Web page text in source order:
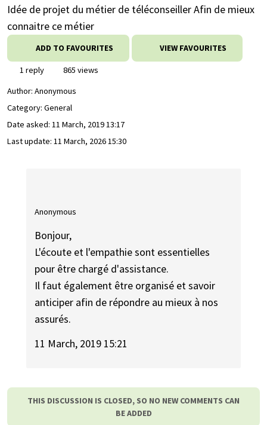
Idée de projet du métier de téléconseiller Afin de mieux
connaitre ce métier
ADD TO FAVOURITES VIEW FAVOURITES
1 reply
865 views
Author: Anonymous
Category: General
Date asked: 11 March, 2019 13:17
Last update: 11 March, 2026 15:30
Anonymous
Bonjour,
L'écoute et l'empathie sont essentielles
pour être chargé d'assistance.
Il faut également être organisé et savoir
anticiper afin de répondre au mieux à nos
assurés.
11 March, 2019 15:21
THIS DISCUSSION IS CLOSED, SO NO NEW COMMENTS CAN
BE ADDED